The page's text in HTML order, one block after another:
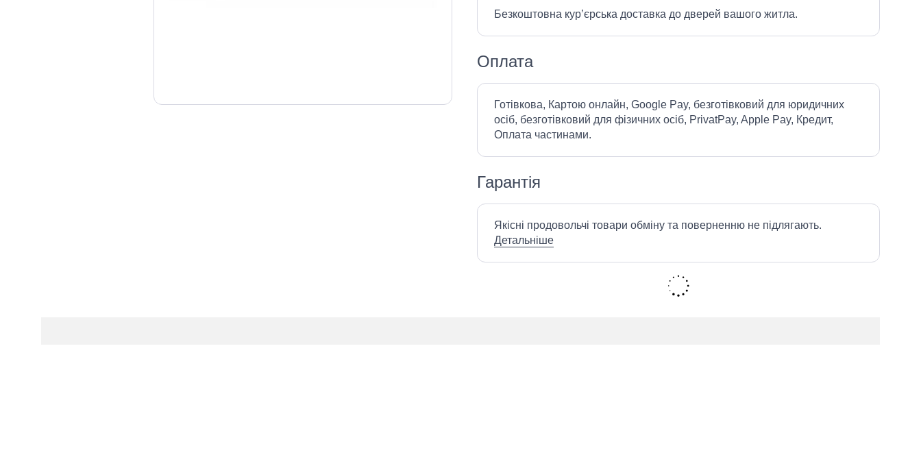
Безкоштовна кур’єрська доставка до дверей вашого житла.
Оплата
Готівкова, Картою онлайн, Google Pay, безготівковий для юридичних
осіб, безготівковий для фізичних осіб, PrivatPay, Apple Pay, Кредит,
Оплата частинами.
Гарантія
Якісні продовольчі товари обміну та поверненню не підлягають.
Детальніше